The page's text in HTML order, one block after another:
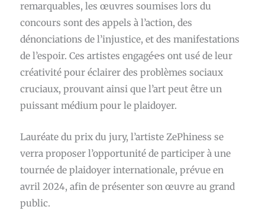
remarquables, les œuvres soumises lors du
concours sont des appels à l’action, des
dénonciations de l’injustice, et des manifestations
de l’espoir. Ces artistes engagé·e·s ont usé de leur
créativité pour éclairer des problèmes sociaux
cruciaux, prouvant ainsi que l’art peut être un
puissant médium pour le plaidoyer.
Lauréate du prix du jury, l’artiste ZePhiness se
verra proposer l’opportunité de participer à une
tournée de plaidoyer internationale, prévue en
avril 2024, afin de présenter son œuvre au grand
public.